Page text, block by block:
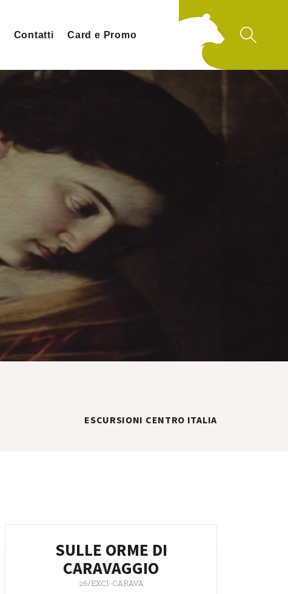
Contatti Card e Promo
ESCURSIONI CENTRO ITALIA
SULLE ORME DI
CARAVAGGIO
26/EXCI-CARAVA